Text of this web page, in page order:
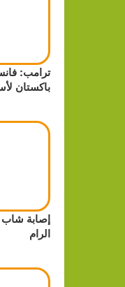
ترامب:
باكستان
إصابة
الرام